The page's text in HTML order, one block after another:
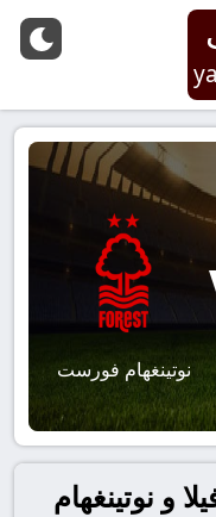
نوتينغهام فورست
و نوتينغهام